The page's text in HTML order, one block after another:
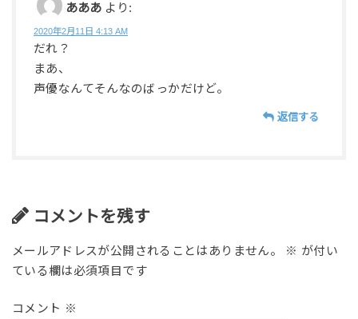
あああ より:
2020年2月11日 4:13 AM
だれ？
まあ、
声優なんてそんなのばっかだけど。
返信する
コメントを残す
メールアドレスが公開されることはありません。 ※ が付い
ている欄は必須項目です
コメント ※